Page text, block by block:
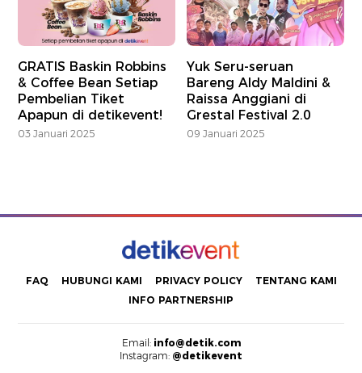
GRATIS Baskin Robbins
& Coffee Bean Setiap
Pembelian Tiket
Apapun di detikevent!
03 Januari 2025
Yuk Seru-seruan
Bareng Aldy Maldini &
Raissa Anggiani di
Grestal Festival 2.0
09 Januari 2025
FAQ HUBUNGI KAMI PRIVACY POLICY
TENTANG KAMI
INFO PARTNERSHIP
Email: info@detik.com
Instagram: @detikevent